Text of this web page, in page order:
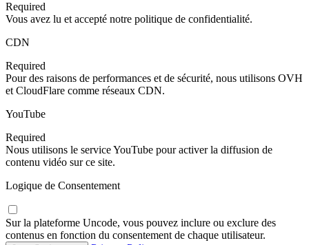
Required
Vous avez lu et accepté notre politique de confidentialité.
CDN
Required
Pour des raisons de performances et de sécurité, nous utilisons OVH
et CloudFlare comme réseaux CDN.
YouTube
Required
Nous utilisons le service YouTube pour activer la diffusion de
contenu vidéo sur ce site.
Logique de Consentement
Sur la plateforme Uncode, vous pouvez inclure ou exclure des
contenus en fonction du consentement de chaque utilisateur.